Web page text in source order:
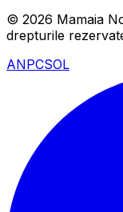
© 2026 Mamaia
drepturile
ANPCSOL